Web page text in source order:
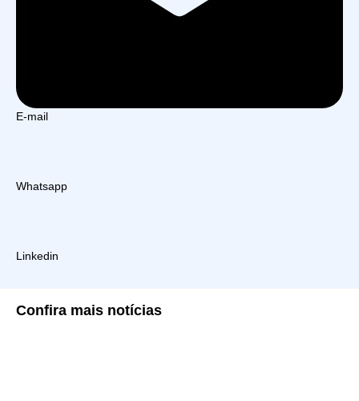
E-mail
Whatsapp
Linkedin
Confira mais notícias